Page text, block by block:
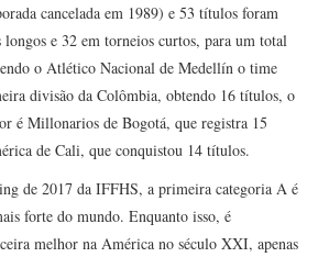
cancelada em 1989) e 53 títulos foram
longos e 32 em torneios curtos, para um total
o Atlético Nacional de Medellín o time
divisão da Colômbia, obtendo 16 títulos, o
é Millonarios de Bogotá, que registra 15
de Cali, que conquistou 14 títulos.
de 2017 da IFFHS, a primeira categoria A é
forte do mundo. Enquanto isso, é
melhor na América no século XXI, apenas